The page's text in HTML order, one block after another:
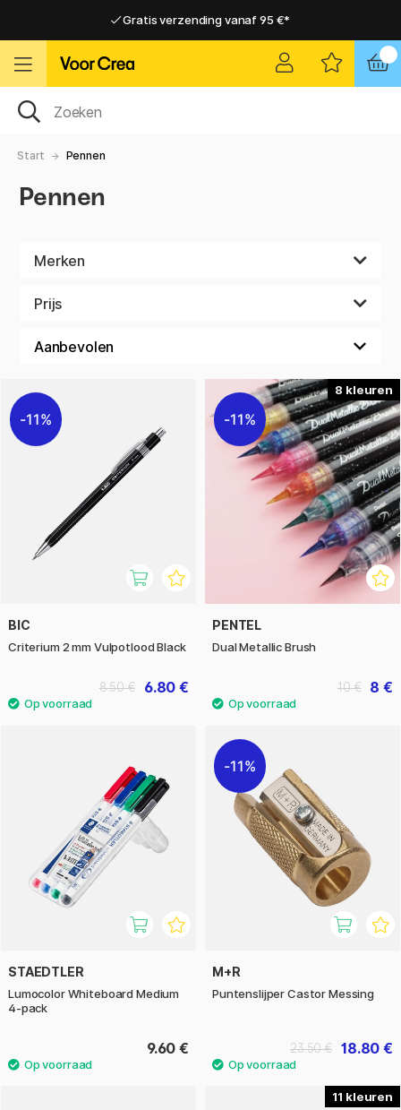
Gratis verzending vanaf 95 €*
Gratis verzending vanaf 95 €*
Start Pennen
Pennen
Merken
Prijs
11%
BIC
Criterium 2 mm Vulpotlood Black
6.80 €
8.50 €
8
11%
PENTEL
Dual Metallic Brush
8 €
10 €
STAEDTLER
Lumocolor Whiteboard Medium
4-pack
9.60 €
11%
M+R
Puntenslijper Castor Messing
18.80 €
23.50 €
11